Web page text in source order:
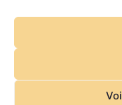
La MDE a été
Copyright ©